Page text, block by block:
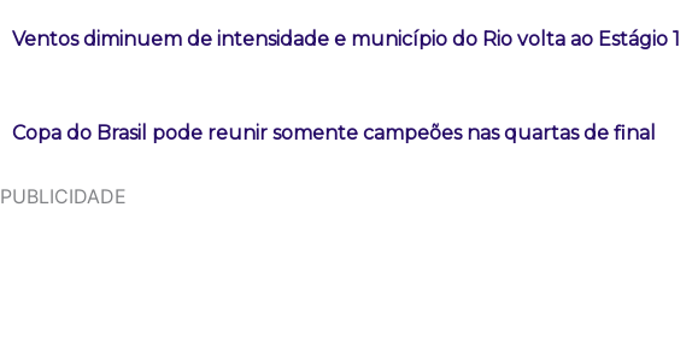
Ventos diminuem de intensidade e município do Rio volta ao Estágio 1
Copa do Brasil pode reunir somente campeões nas quartas de final
PUBLICIDADE